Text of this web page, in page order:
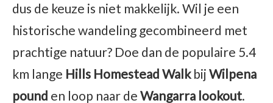
dus de keuze is niet makkelijk. Wil je een
historische wandeling gecombineerd met
prachtige natuur? Doe dan de populaire 5.4
km lange Hills Homestead Walkbij Wilpena
pound en loop naar de Wangarra lookout.